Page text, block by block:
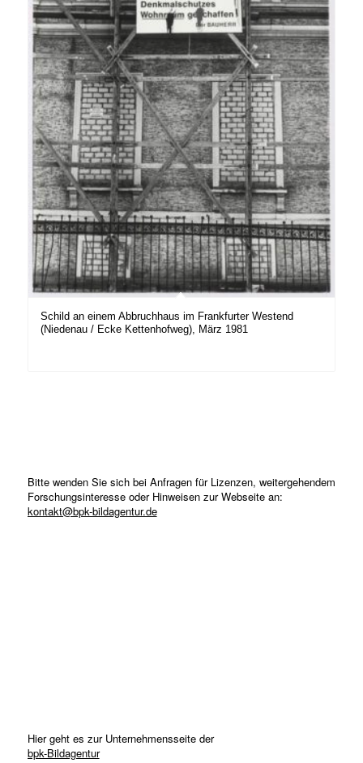
Schild an einem Abbruchhaus im Frankfurter Westend
(Niedenau / Ecke Kettenhofweg), März 1981
Bitte wenden Sie sich bei Anfragen für Lizenzen, weitergehendem
Forschungsinteresse oder Hinweisen zur Webseite an:
kontakt@bpk-bildagentur.de
Hier geht es zur Unternehmensseite der
bpk-Bildagentur